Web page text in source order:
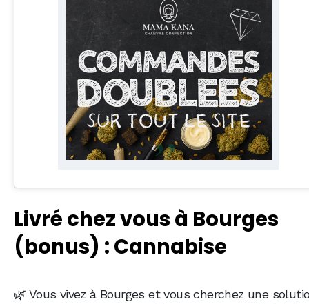
Livré chez vous à Bourges
(bonus) : Cannabise
🌿 Vous vivez à Bourges et vous cherchez une